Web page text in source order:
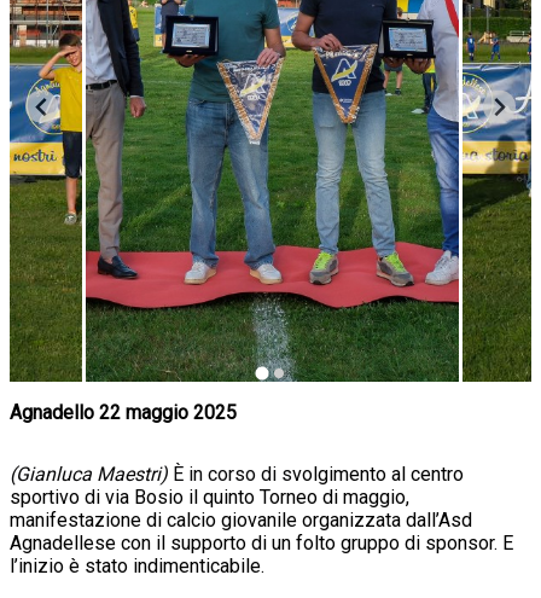
Agnadello 22 maggio 2025
(Gianluca Maestri) È in corso di svolgimento al centro
sportivo di via Bosio il quinto Torneo di maggio,
manifestazione di calcio giovanile organizzata dall’Asd
Agnadellese con il supporto di un folto gruppo di sponsor. E
l’inizio è stato indimenticabile.